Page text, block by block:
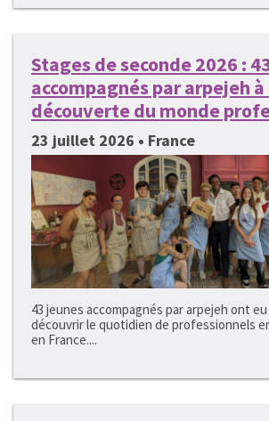
Stages de seconde 2026 :
accompagnés par arpejeh à
découverte du monde
23 juillet 2026 • France
43 jeunes accompagnés par arpejeh ont
découvrir le quotidien de professionnels
en France....